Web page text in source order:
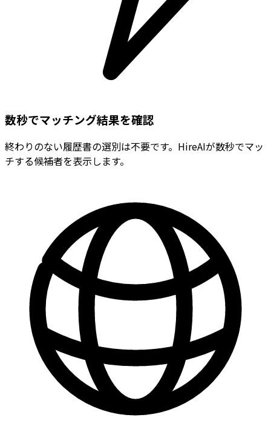
数秒でマッチング結果を確認
終わりのない履歴書の選別は不要です。HireAIが数秒でマッ
チする候補者を表示します。